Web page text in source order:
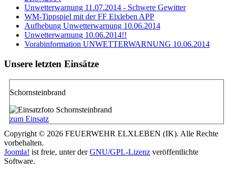
Unwetterwarnung 11.07.2014 - Schwere Gewitter
WM-Tippspiel mit der FF Elxleben APP
Aufhebung Unwetterwarnung 10.06.2014
Unwetterwarnung 10.06.2014!!
Vorabinformation UNWETTERWARNUNG 10.06.2014
Unsere letzten Einsätze
Schornsteinbrand
zum Einsatz
Copyright © 2026 FEUERWEHR ELXLEBEN (IK). Alle Rechte
vorbehalten.
Joomla! ist freie, unter derGNU/GPL-Lizenz veröffentlichte
Software.